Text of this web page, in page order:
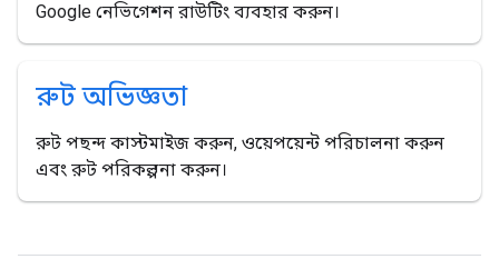
Google নেভিগেশন রাউটিং ব্যবহার করুন।
রুট অভিজ্ঞতা
রুট পছন্দ কাস্টমাইজ করুন, ওয়েপয়েন্ট পরিচালনা করুন
এবং রুট পরিকল্পনা করুন।